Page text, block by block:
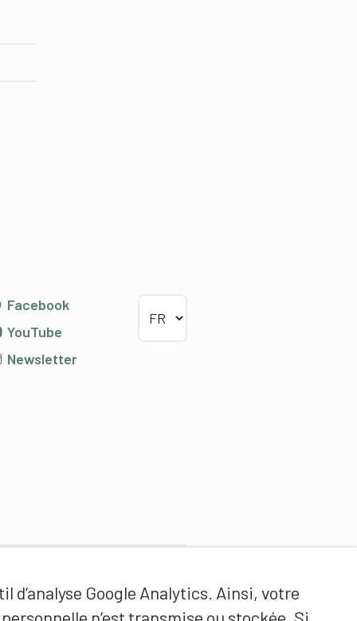
Google Analytics. Ainsi, votre
n’est transmise ou stockée. Si
Facebook
YouTube
Newsletter
école fédérale de sport